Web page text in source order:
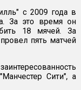
с 2009 года в
За это время он
18 мячей. За
пять матчей
Сити", а